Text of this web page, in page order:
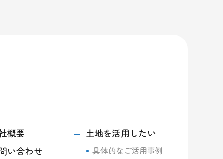
概要
い合わせ
土地を活用したい
具体的なご活用事例